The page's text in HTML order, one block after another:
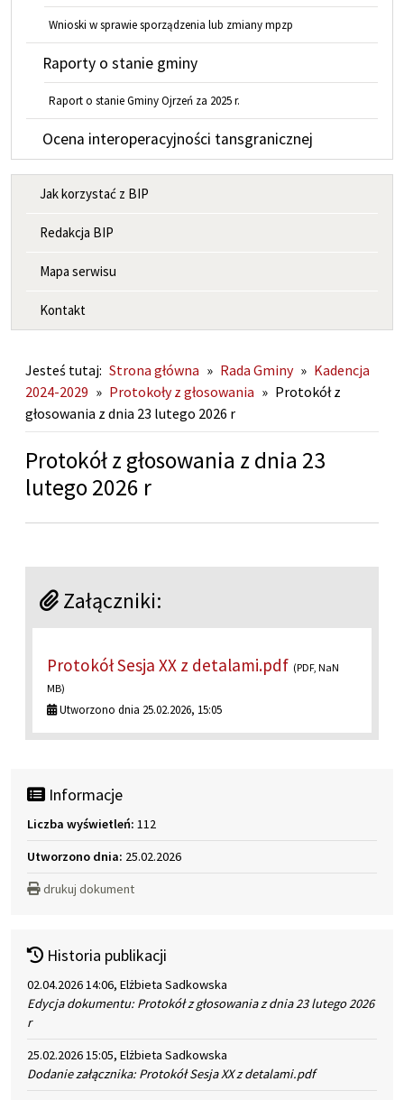
Wnioski w sprawie sporządzenia lub zmiany mpzp
Raporty o stanie gminy
Raport o stanie Gminy Ojrzeń za 2025 r.
Ocena interoperacyjności tansgranicznej
MENU INFORMACYJNE
Jak korzystać z BIP
Redakcja BIP
Mapa serwisu
Kontakt
Jesteś tutaj: Strona główna » Rada Gminy » Kadencja
2024-2029 » Protokoły z głosowania » Protokół z
głosowania z dnia 23 lutego 2026 r
Protokół z głosowania z dnia 23
lutego 2026 r
Załączniki:
Protokół Sesja XX z detalami.pdf (PDF, NaN
MB)
Utworzono dnia 25.02.2026, 15:05
Informacje
Liczba wyświetleń: 112
Utworzono dnia: 25.02.2026
drukuj dokument
Historia publikacji
02.04.2026 14:06, Elżbieta Sadkowska
Edycja dokumentu: Protokół z głosowania z dnia 23 lutego 2026
r
25.02.2026 15:05, Elżbieta Sadkowska
Dodanie załącznika: Protokół Sesja XX z detalami.pdf